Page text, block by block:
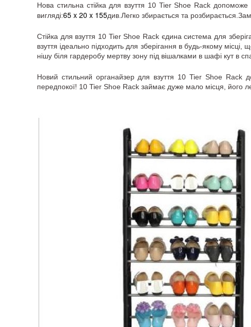
Нова стильна стійка для взуття 10 Tier Shoe Rack допоможе
вигляді:65 x 20 x 155див.Легко збирається та
Стійка для взуття 10 Tier Shoe Rack єдина система для
взуття ідеально підходить для зберігання в будь-якому
нішу біля гардеробу мертву зону під вішалками в шафі кут в
Новий стильний органайзер для взуття 10 Tier Shoe Rack
передпокої! 10 Tier Shoe Rack займає дуже мало місця, його